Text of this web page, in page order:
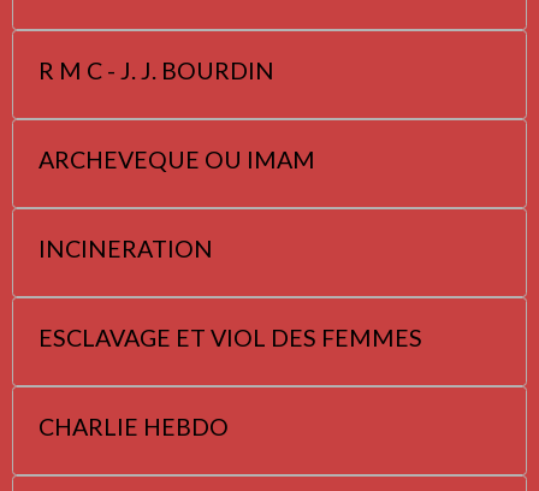
R M C - J. J. BOURDIN
ARCHEVEQUE OU IMAM
INCINERATION
ESCLAVAGE ET VIOL DES FEMMES
CHARLIE HEBDO